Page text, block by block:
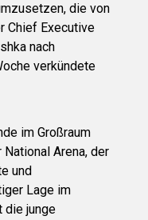
die von
Chief Executive
nach
verkündete
im Großraum
Arena, der
und
Lage im
die junge